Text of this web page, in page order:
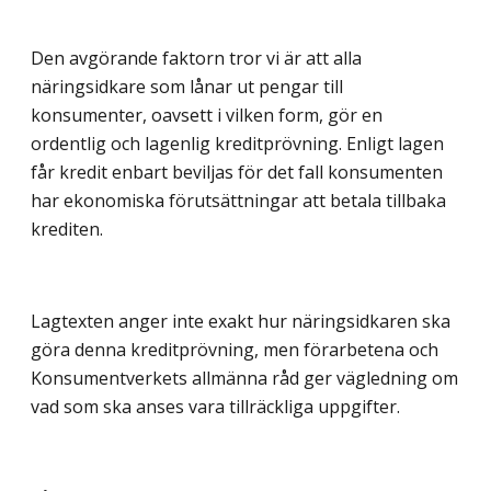
Den avgörande faktorn tror vi är att alla
näringsidkare som lånar ut pengar till
konsumenter, oavsett i vilken form, gör en
ordentlig och lagenlig kreditprövning. Enligt lagen
får kredit enbart beviljas för det fall konsumenten
har ekonomiska förutsättningar att betala tillbaka
krediten.
Lagtexten anger inte exakt hur näringsidkaren ska
göra denna kreditprövning, men förarbetena och
Konsumentverkets allmänna råd ger vägledning om
vad som ska anses vara tillräckliga uppgifter.